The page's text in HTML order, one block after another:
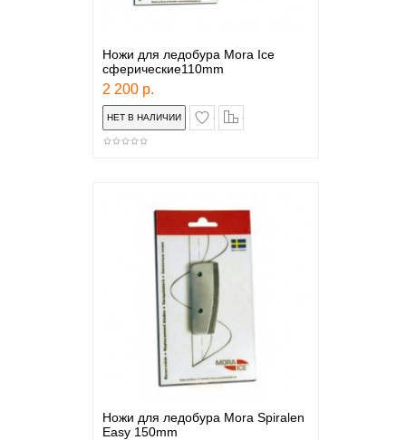
Ножи для ледобура Mora Ice
сферические110mm
2 200 р.
в закладки
Ножи для ледобура Mora Spiralen
Easy 150mm